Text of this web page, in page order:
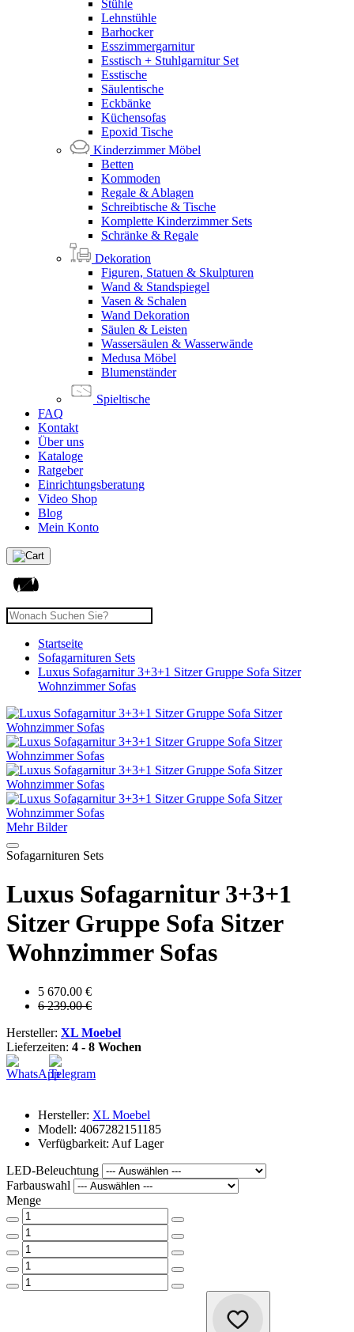
Stühle
Lehnstühle
Barhocker
Esszimmergarnitur
Esstisch + Stuhlgarnitur Set
Esstische
Säulentische
Eckbänke
Küchensofas
Epoxid Tische
Kinderzimmer Möbel
Betten
Kommoden
Regale & Ablagen
Schreibtische & Tische
Komplette Kinderzimmer Sets
Schränke & Regale
Dekoration
Figuren, Statuen & Skulpturen
Wand & Standspiegel
Vasen & Schalen
Wand Dekoration
Säulen & Leisten
Wassersäulen & Wasserwände
Medusa Möbel
Blumenständer
Spieltische
FAQ
Kontakt
Über uns
Kataloge
Ratgeber
Einrichtungsberatung
Video Shop
Blog
Mein Konto
Startseite
Sofagarnituren Sets
Luxus Sofagarnitur 3+3+1 Sitzer Gruppe Sofa Sitzer
Wohnzimmer Sofas
Mehr Bilder
Sofagarnituren Sets
Luxus Sofagarnitur 3+3+1
Sitzer Gruppe Sofa Sitzer
Wohnzimmer Sofas
5 670.00 €
6 239.00 €
Hersteller: XL Moebel
Lieferzeiten: 4 - 8 Wochen
Hersteller: XL Moebel
Modell: 4067282151185
Verfügbarkeit: Auf Lager
LED-Beleuchtung
Farbauswahl
Menge